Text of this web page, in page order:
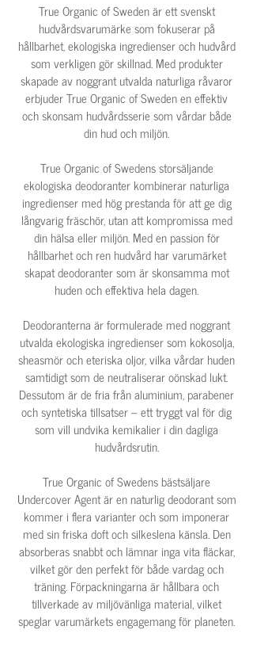
True Organic of Sweden är ett svenskt
hudvårdsvarumärke som fokuserar på
hållbarhet, ekologiska ingredienser och hudvård
som verkligen gör skillnad. Med produkter
skapade av noggrant utvalda naturliga råvaror
erbjuder True Organic of Sweden en effektiv
och skonsam hudvårdsserie som vårdar både
din hud och miljön.
True Organic of Swedens storsäljande
ekologiska deodoranter kombinerar naturliga
ingredienser med hög prestanda för att ge dig
långvarig fräschör, utan att kompromissa med
din hälsa eller miljön. Med en passion för
hållbarhet och ren hudvård har varumärket
skapat deodoranter som är skonsamma mot
huden och effektiva hela dagen.
Deodoranterna är formulerade med noggrant
utvalda ekologiska ingredienser som kokosolja,
sheasmör och eteriska oljor, vilka vårdar huden
samtidigt som de neutraliserar oönskad lukt.
Dessutom är de fria från aluminium, parabener
och syntetiska tillsatser – ett tryggt val för dig
som vill undvika kemikalier i din dagliga
hudvårdsrutin.
True Organic of Swedens bästsäljare
Undercover Agent är en naturlig deodorant som
kommer i flera varianter och som imponerar
med sin friska doft och silkeslena känsla. Den
absorberas snabbt och lämnar inga vita fläckar,
vilket gör den perfekt för både vardag och
träning. Förpackningarna är hållbara och
tillverkade av miljövänliga material, vilket
speglar varumärkets engagemang för planeten.